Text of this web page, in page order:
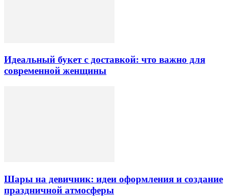
Идеальный букет с доставкой: что важно для
современной женщины
Шары на девичник: идеи оформления и создание
праздничной атмосферы